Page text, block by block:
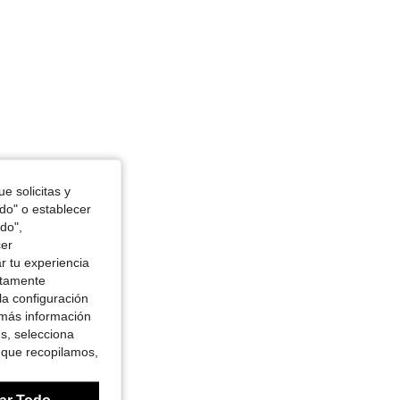
solicitas y
o establecer
tu experiencia
configuración
información
selecciona
recopilamos,